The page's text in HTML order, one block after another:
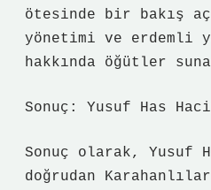
ötesinde bir bakış
yönetimi ve erdemli
hakkında öğütler
Sonuç: Yusuf Has
Sonuç olarak, Yusuf
doğrudan